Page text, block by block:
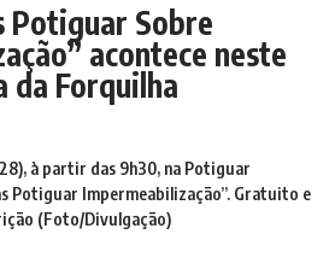
Potiguar Sobre
acontece neste
da Forquilha
à partir das 9h30, na Potiguar
Potiguar Impermeabilização”. Gratuito e
(Foto/Divulgação)